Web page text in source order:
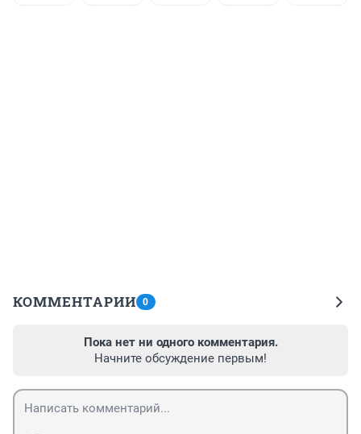
КОММЕНТАРИИ 0
Пока нет ни одного комментария.
Начните обсуждение первым!